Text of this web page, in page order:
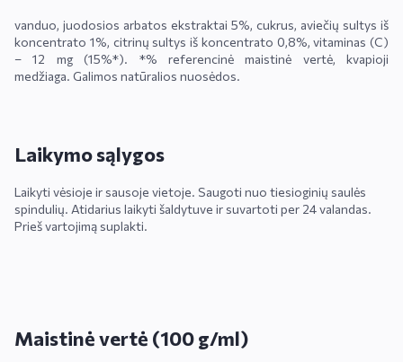
vanduo, juodosios arbatos ekstraktai 5%, cukrus, aviečių sultys iš
koncentrato 1%, citrinų sultys iš koncentrato 0,8%, vitaminas (C)
– 12 mg (15%*). *% referencinė maistinė vertė, kvapioji
medžiaga. Galimos natūralios nuosėdos.
Laikymo sąlygos
Laikyti vėsioje ir sausoje vietoje. Saugoti nuo tiesioginių saulės
spindulių. Atidarius laikyti šaldytuve ir suvartoti per 24 valandas.
Prieš vartojimą suplakti.
Maistinė vertė (100 g/ml)